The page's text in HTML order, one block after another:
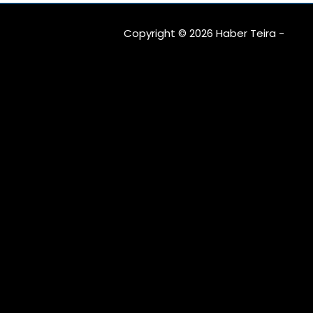
Copyright © 2026 Haber Teira -